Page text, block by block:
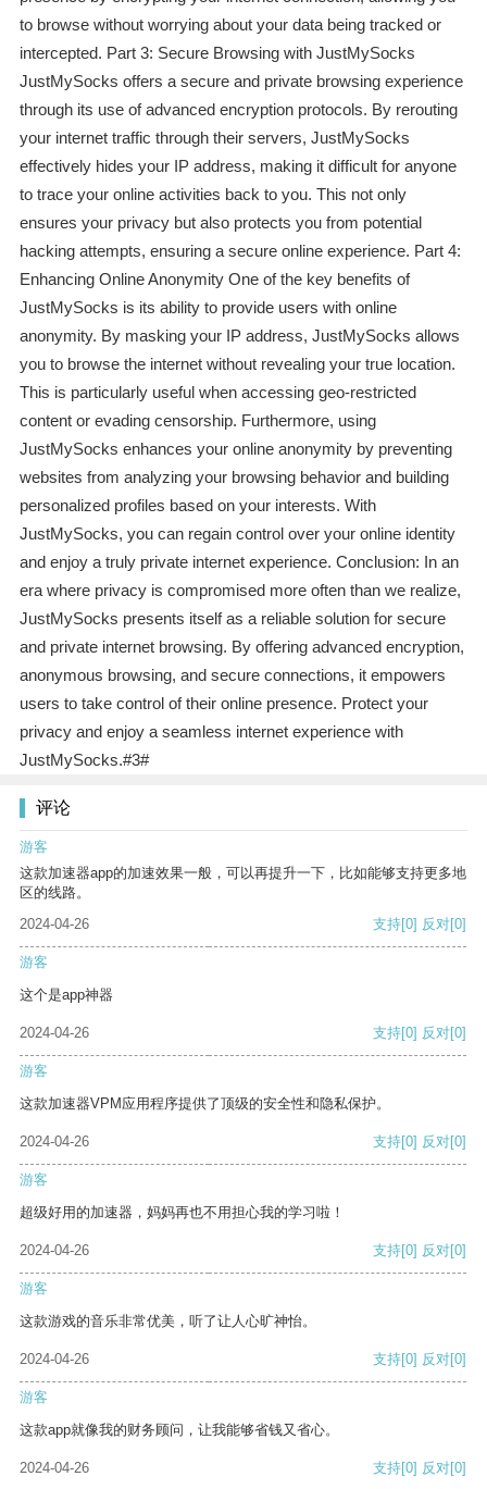
to browse without worrying about your data being tracked or
intercepted. Part 3: Secure Browsing with JustMySocks
JustMySocks offers a secure and private browsing experience
through its use of advanced encryption protocols. By rerouting
your internet traffic through their servers, JustMySocks
effectively hides your IP address, making it difficult for anyone
to trace your online activities back to you. This not only
ensures your privacy but also protects you from potential
hacking attempts, ensuring a secure online experience. Part 4:
Enhancing Online Anonymity One of the key benefits of
JustMySocks is its ability to provide users with online
anonymity. By masking your IP address, JustMySocks allows
you to browse the internet without revealing your true location.
This is particularly useful when accessing geo-restricted
content or evading censorship. Furthermore, using
JustMySocks enhances your online anonymity by preventing
websites from analyzing your browsing behavior and building
personalized profiles based on your interests. With
JustMySocks, you can regain control over your online identity
and enjoy a truly private internet experience. Conclusion: In an
era where privacy is compromised more often than we realize,
JustMySocks presents itself as a reliable solution for secure
and private internet browsing. By offering advanced encryption,
anonymous browsing, and secure connections, it empowers
users to take control of their online presence. Protect your
privacy and enjoy a seamless internet experience with
JustMySocks.#3#
评论
游客
这款加速器app的加速效果一般，可以再提升一下，比如能够支持更多地
区的线路。
2024-04-26
支持[0] 反对[0]
游客
这个是app神器
2024-04-26 支持[0] 反对[0]
游客
这款加速器VPM应用程序提供了顶级的安全性和隐私保护。
2024-04-26 支持[0] 反对[0]
游客
超级好用的加速器，妈妈再也不用担心我的学习啦！
2024-04-26 支持[0] 反对[0]
游客
这款游戏的音乐非常优美，听了让人心旷神怡。
2024-04-26 支持[0] 反对[0]
游客
这款app就像我的财务顾问，让我能够省钱又省心。
2024-04-26 支持[0] 反对[0]